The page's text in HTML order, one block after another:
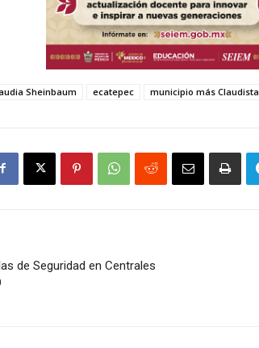
Sheinbaum ecatepec municipio más Claudista
de Seguridad en Centrales